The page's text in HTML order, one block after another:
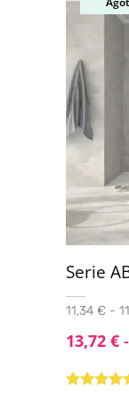
Serie
11,34 € -
13,72 € -